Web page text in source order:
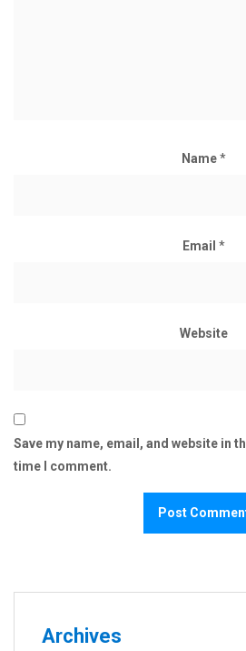
Name*
Email *
Website
Save my name, email, and website in
time I comment.
Archives